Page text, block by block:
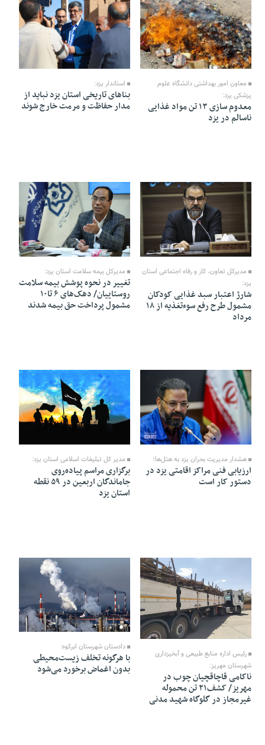
12 Mordad 1405 - 18:44
معاون امور بهداشتی دانشگاه علوم
پزشکی یزد:
معدوم سازی ۱۳ تن مواد غذایی
ناسالم در یزد
12 Mordad 1405 - 18:38
استاندار یزد:
بنا‌های تاریخی استان یزد نباید از
مدار حفاظت و مرمت خارج شوند
12 Mordad 1405 - 18:37
مدیرکل تعاون، کار و رفاه اجتماعی استان
یزد:
شارژ اعتبار سبد غذایی کودکان
مشمول طرح رفع سوءتغذیه از ۱۸
مرداد
12 Mordad 1405 - 18:33
مدیرکل بیمه سلامت استان یزد:
تغییر در نحوه پوشش بیمه سلامت
روستاییان/ دهک‌های ۶ تا۱۰
مشمول پرداخت حق بیمه شدند
12 Mordad 1405 - 18:30
هشدار مدیریت بحران یزد به هتل‌ها؛
ارزیابی فنی مراکز اقامتی یزد در
دستور کار است
مدیر کل تبلیغات اسلامی استان یزد:
برگزاری مراسم پیاده‌روی
جاماندگان اربعین در ۵۹ نقطه
استان یزد
12 Mordad 1405 - 11:48
رئیس اداره منابع طبیعی و آبخیزداری
شهرستان مهریز:
ناکامی قاچاقچیان چوب در
مهریز/ کشف۲۱ تن محموله
غیرمجاز در گلوگاه شهید مدنی
12 Mordad 1405 - 11:46
دادستان شهرستان ابرکوه:
با هرگونه تخلف زیست‌محیطی
بدون اغماض برخورد می‌شود